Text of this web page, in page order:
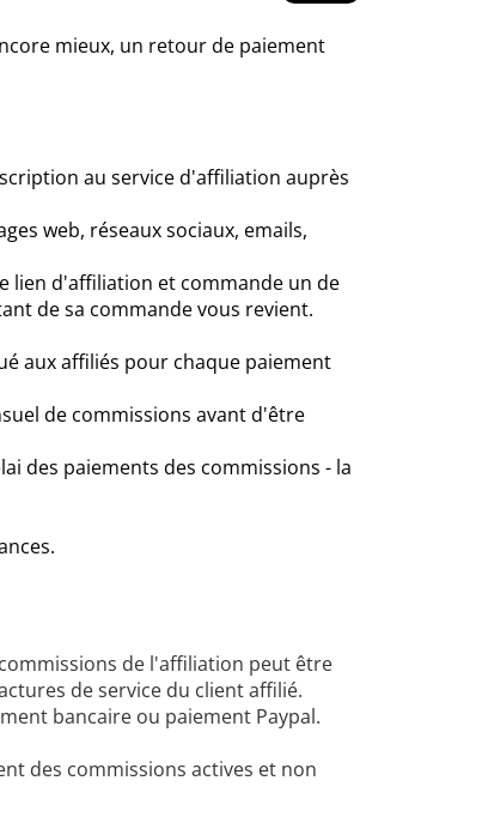
mieux, un retour de paiement
au service d'affiliation auprès
web, réseaux sociaux, emails,
lien d'affiliation et commande un de
de sa commande vous revient.
aux affiliés pour chaque paiement
de commissions avant d'être
des paiements des commissions - la
de l'affiliation peut être
de service du client affilié.
bancaire ou paiement Paypal.
des commissions actives et non